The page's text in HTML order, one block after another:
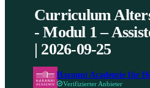
Curriculum
- Modul 1 –
| 2026-09-25
Haranni Academie für
Verifizierter Anbieter